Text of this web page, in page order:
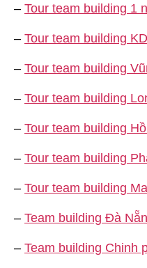
– Tour team building 1
– Tour team building
– Tour team building
– Tour team building
– Tour team building
– Tour team building
– Tour team building
– Team building Đà
– Team building Chinh